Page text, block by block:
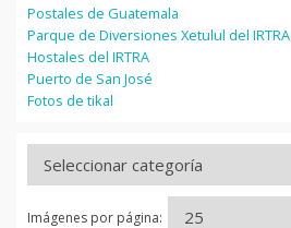
Postales de Guatemala
Parque de Diversiones Xetulul del IRTRA
Hostales del IRTRA
Puerto de San José
Fotos de tikal
Imágenes por página: